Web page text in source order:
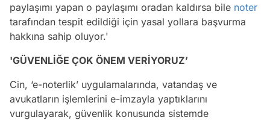
paylaşımı yapan o paylaşımı oradan kaldırsa bile noter
tarafından tespit edildiği için yasal yollara başvurma
hakkına sahip oluyor.'
'GÜVENLİĞE ÇOK ÖNEM VERİYORUZ’
Cin, ‘e-noterlik’ uygulamalarında, vatandaş ve
avukatların işlemlerini e-imzayla yaptıklarını
vurgulayarak, güvenlik konusunda sistemde